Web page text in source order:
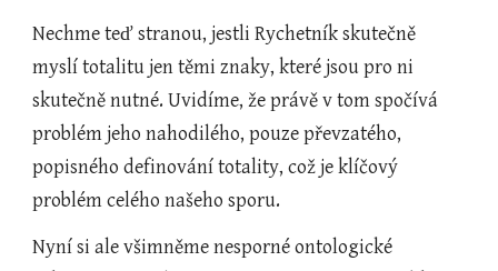
Nechme teď stranou, jestli Rychetník skutečně
myslí totalitu jen těmi znaky, které jsou pro ni
skutečně nutné. Uvidíme, že právě v tom spočívá
problém jeho nahodilého, pouze převzatého,
popisného definování totality, což je klíčový
problém celého našeho sporu.
Nyní si ale všimněme nesporné ontologické